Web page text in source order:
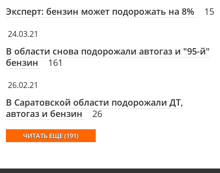
Эксперт: бензин может подорожать на 8% 15
24.03.21
В области снова подорожали автогаз и "95-й"
бензин
161
26.02.21
В Саратовской области подорожали ДТ,
автогаз и бензин
26
ЧИТАТЬ ЕЩЕ (191)